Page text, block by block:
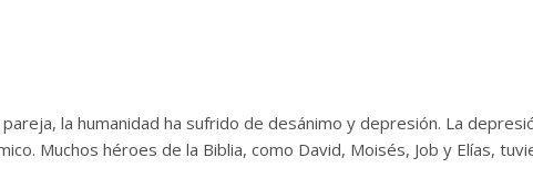
la humanidad ha sufrido de desánimo y depresión. La
Muchos héroes de la Biblia, como David, Moisés, Job y Elías,